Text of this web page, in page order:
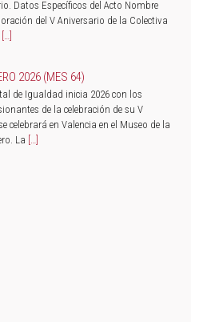
Datos Específicos del Acto Nombre
del V Aniversario de la Colectiva
[…]
2026 (MES 64)
de Igualdad inicia 2026 con los
de la celebración de su V
celebrará en Valencia en el Museo de la
La […]